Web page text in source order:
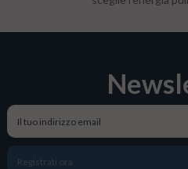
Registrati ora